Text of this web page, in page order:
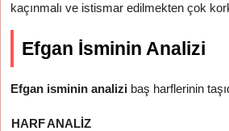
kaçınmalı ve istismar edilmekten çok
Efgan İsminin Analizi
Efgan isminin analizi baş harflerinin
HARFANALIZ